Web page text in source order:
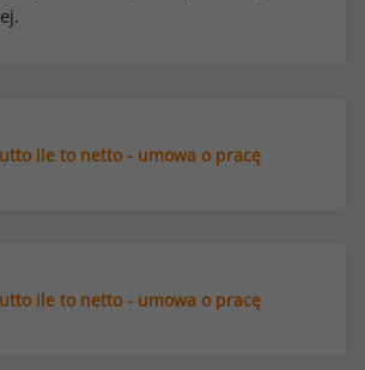
ile to netto - umowa o pracę
ile to netto - umowa o pracę